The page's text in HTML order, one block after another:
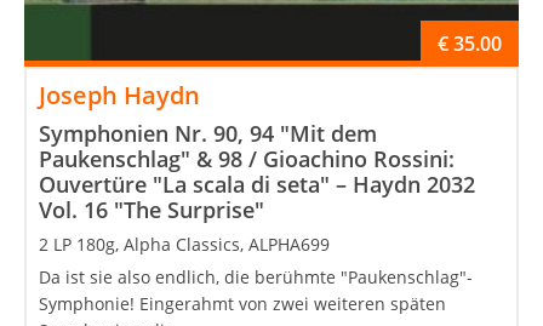
Joseph Haydn
Symphonien Nr. 90, 94 "Mit dem
Paukenschlag" & 98 / Gioachino Rossini:
Ouvertüre "La scala di seta" – Haydn 2032
Vol. 16 "The Surprise"
€35.00
2 LP 180g, Alpha Classics, ALPHA699
Da ist sie also endlich, die berühmte "Paukenschlag"-
Symphonie! Eingerahmt von zwei weiteren späten